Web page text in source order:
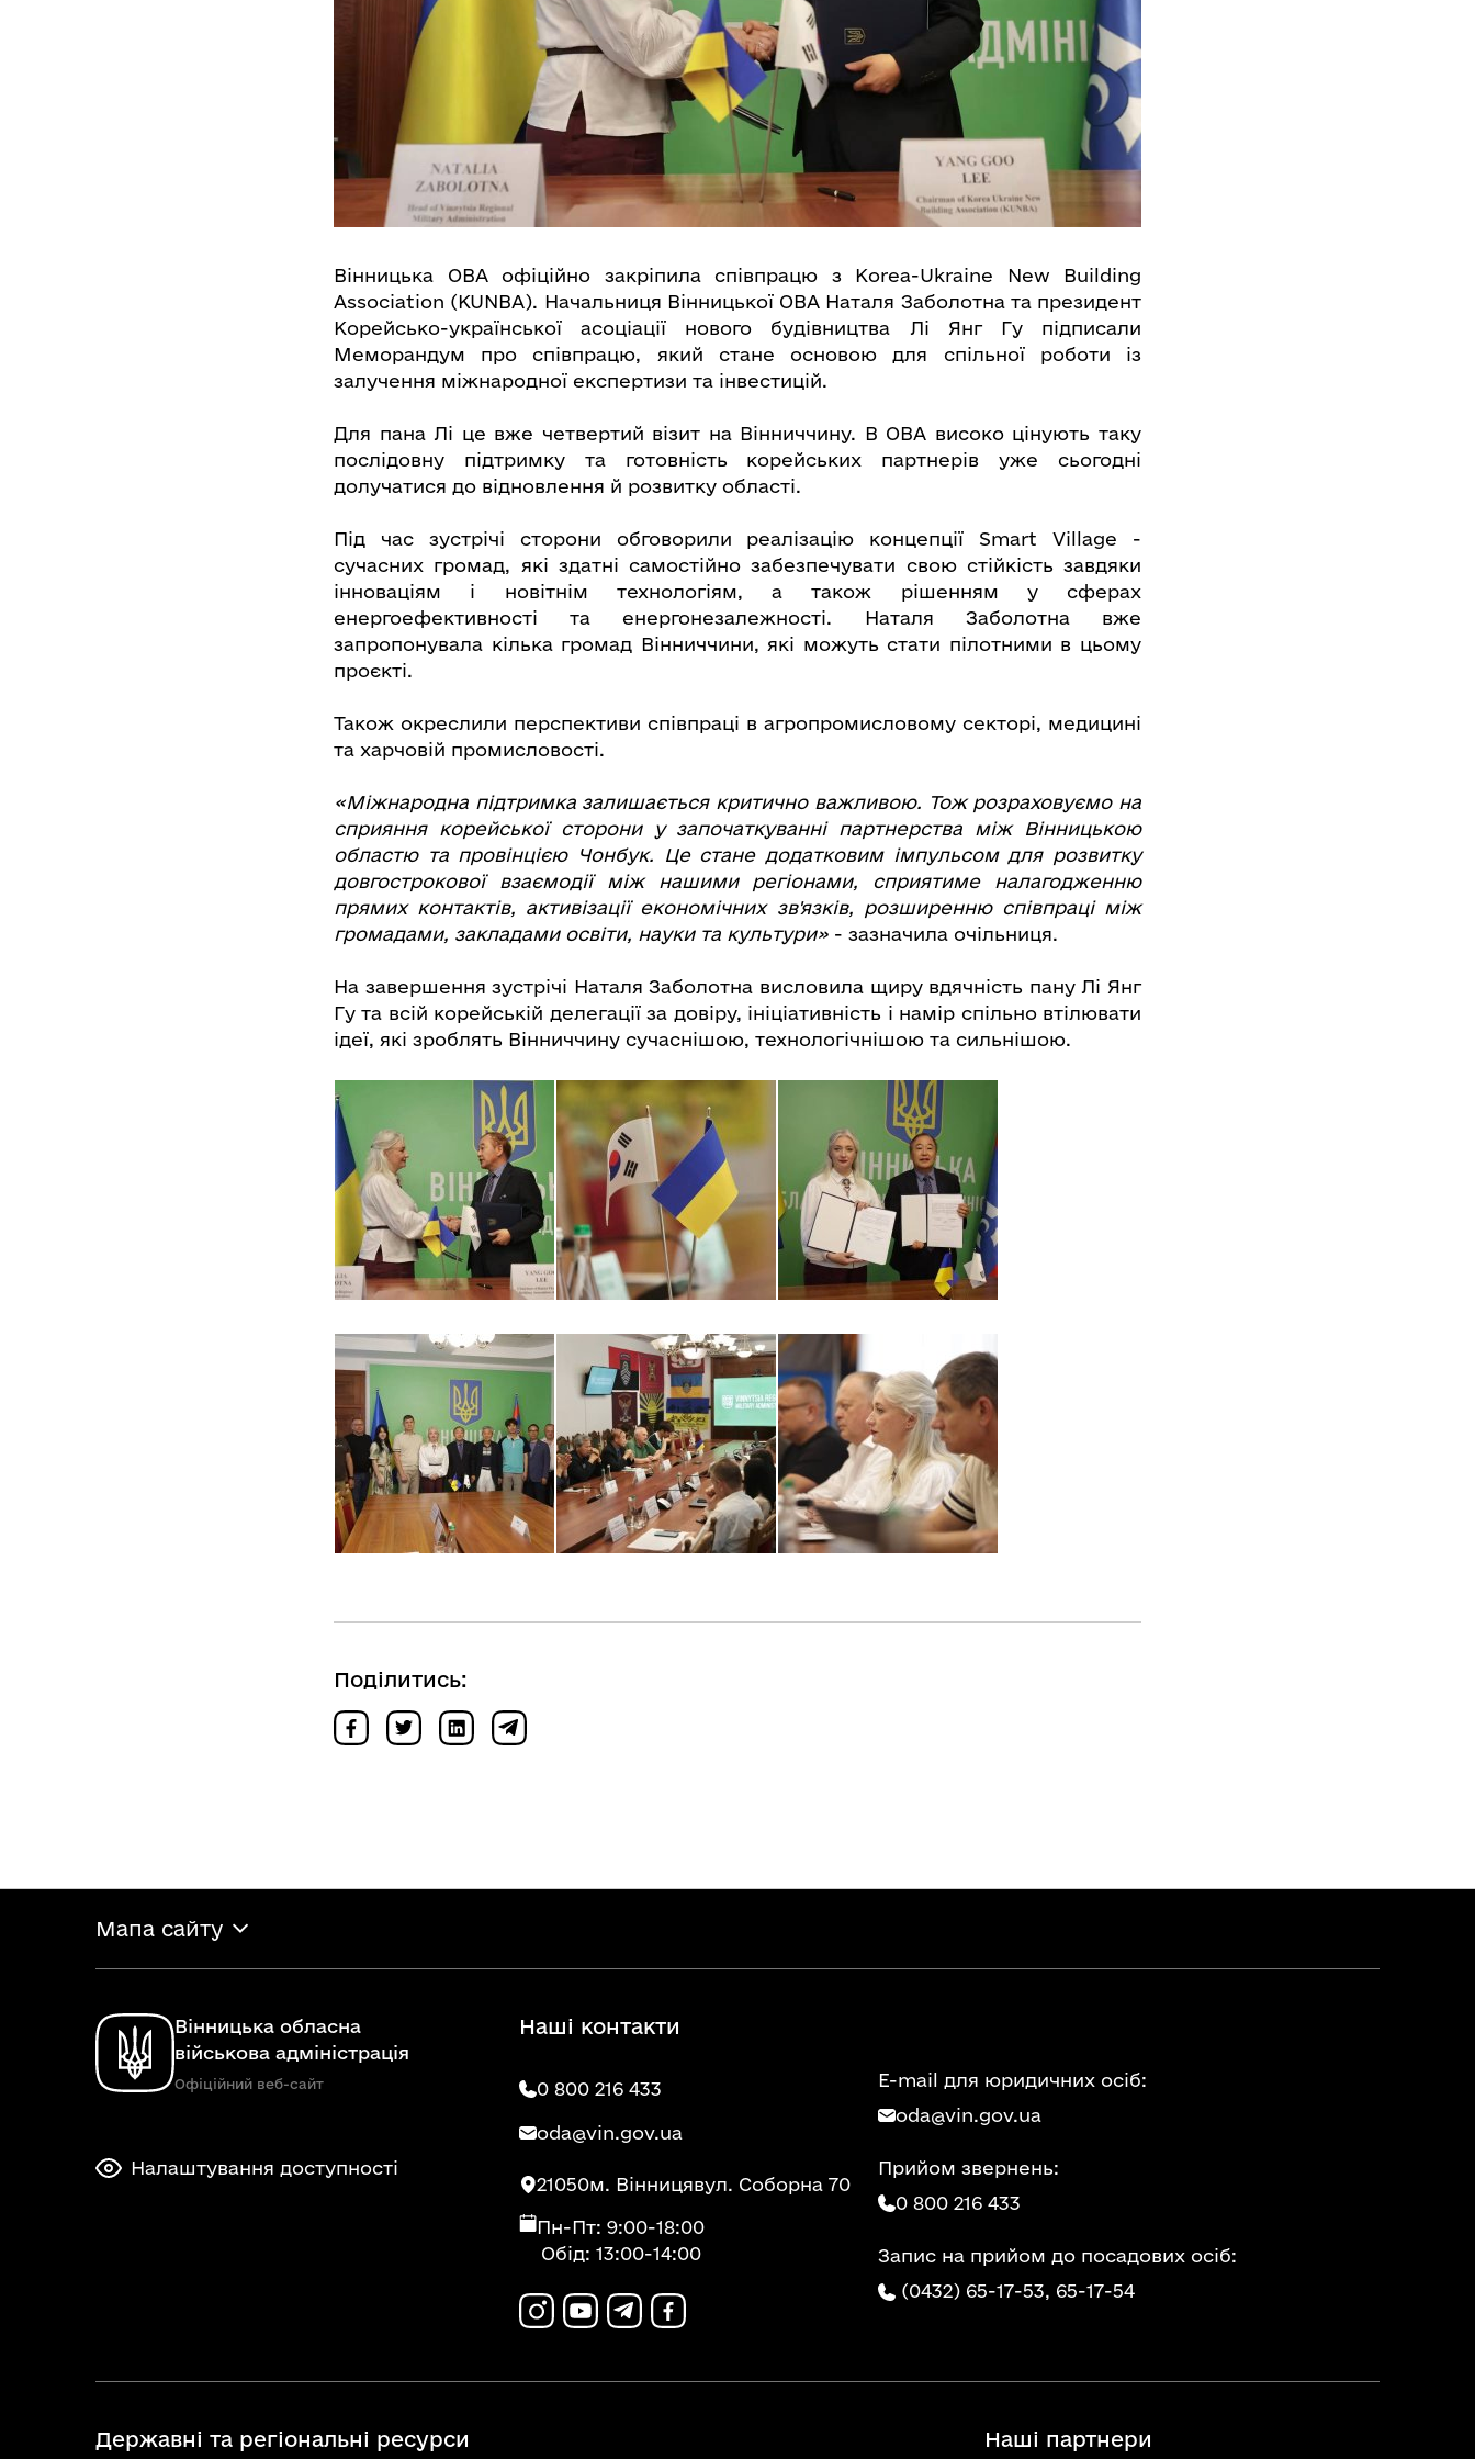
Вінницька ОВА офіційно закріпила співпрацю з Korea-Ukraine New Building
Association (KUNBA). Начальниця Вінницької ОВА Наталя Заболотна та президент
Корейсько-української асоціації нового будівництва Лі Янг Гу підписали
Меморандум про співпрацю, який стане основою для спільної роботи із
залучення міжнародної експертизи та інвестицій.
Для пана Лі це вже четвертий візит на Вінниччину. В ОВА високо цінують таку
послідовну підтримку та готовність корейських партнерів уже сьогодні
долучатися до відновлення й розвитку області.
Під час зустрічі сторони обговорили реалізацію концепції Smart Village -
сучасних громад, які здатні самостійно забезпечувати свою стійкість завдяки
інноваціям і новітнім технологіям, а також рішенням у сферах
енергоефективності та енергонезалежності. Наталя Заболотна вже
запропонувала кілька громад Вінниччини, які можуть стати пілотними в цьому
проєкті.
Також окреслили перспективи співпраці в агропромисловому секторі, медицині
та харчовій промисловості.
«Міжнародна підтримка залишається критично важливою. Тож розраховуємо на
сприяння корейської сторони у започаткуванні партнерства між Вінницькою
областю та провінцією Чонбук. Це стане додатковим імпульсом для розвитку
довгострокової взаємодії між нашими регіонами, сприятиме налагодженню
прямих контактів, активізації економічних зв'язків, розширенню співпраці між
громадами, закладами освіти, науки та культури» - зазначила очільниця.
На завершення зустрічі Наталя Заболотна висловила щиру вдячність пану Лі Янг
Гу та всій корейській делегації за довіру, ініціативність і намір спільно втілювати
ідеї, які зроблять Вінниччину сучаснішою, технологічнішою та сильнішою.
Поділитись:
Мапа сайту
Вінницька обласна
військова адміністрація
Офіційний веб-сайт
Налаштування доступності
Наші контакти
0 800 216 433
oda@vin.gov.ua
21050м. Вінницявул. Соборна 70
Пн-Пт: 9:00-18:00
Обід: 13:00-14:00
E-mail для юридичних осіб:
oda@vin.gov.ua
Прийом звернень:
0 800 216 433
Запис на прийом до посадових осіб:
(0432) 65-17-53, 65-17-54
Державні та регіональні ресурси Наші партнери